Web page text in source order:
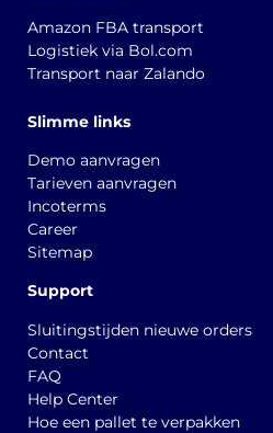
Amazon FBA transport
Logistiek via Bol.com
Transport naar Zalando
Slimme links
Demo aanvragen
Tarieven aanvragen
Incoterms
Career
Sitemap
Support
Sluitingstijden nieuwe orders
Contact
FAQ
Help Center
Hoe een pallet te verpakken